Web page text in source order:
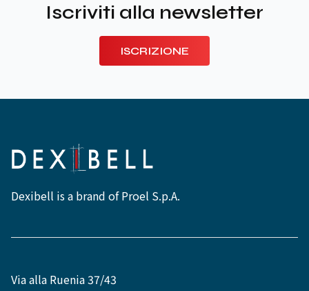
Iscriviti alla newsletter
ISCRIZIONE
Dexibell is a brand of Proel S.p.A.
Via alla Ruenia 37/43